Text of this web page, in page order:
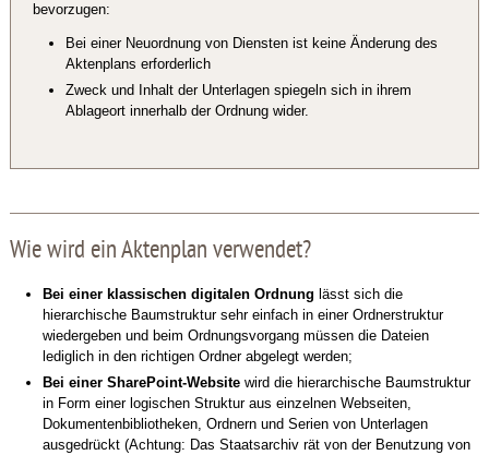
bevorzugen:
Bei einer Neuordnung von Diensten ist keine Änderung des
Aktenplans erforderlich
Zweck und Inhalt der Unterlagen spiegeln sich in ihrem
Ablageort innerhalb der Ordnung wider.
Wie wird ein Aktenplan verwendet?
Bei einer klassischen digitalen Ordnung lässt sich die
hierarchische Baumstruktur sehr einfach in einer Ordnerstruktur
wiedergeben und beim Ordnungsvorgang müssen die Dateien
lediglich in den richtigen Ordner abgelegt werden;
Bei einer SharePoint-Websitewird die hierarchische Baumstruktur
in Form einer logischen Struktur aus einzelnen Webseiten,
Dokumentenbibliotheken, Ordnern und Serien von Unterlagen
ausgedrückt (Achtung: Das Staatsarchiv rät von der Benutzung von